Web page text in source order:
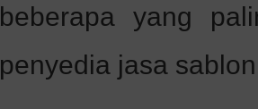
beberapa yang
penyedia jasa